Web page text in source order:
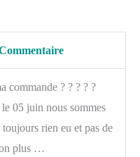
d’Antok présente un
aspect luxueux et
élégant. Placé dans
entrée, il est une
décoration parfaite
commande ? ? ? ? ?
05 juin nous sommes
toujours rien eu et pas de
plus …